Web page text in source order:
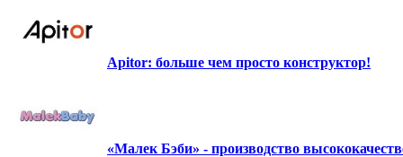
Apitor: больше чем просто конструктор!
«Малек Бэби» - производство